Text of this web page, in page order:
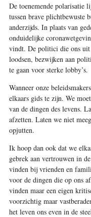
De toenemende polarisatie
tussen brave plichtbewuste
anderzijds. In plaats van
onduidelijke
vindt. De politici die ons uit
loodsen, bezwijken aan
te gaan voor sterke lobby’s.
Wanneer onze
elkaars gids te zijn. We
van de dingen des levens.
afzetten. Laten we niet
opjutten.
Ik hoop dan ook dat we
gebrek aan vertrouwen in
vinden bij vrienden en
voor de dingen die op ons
vinden maar een eigen
voorzichtig maar
het leven ons even in de